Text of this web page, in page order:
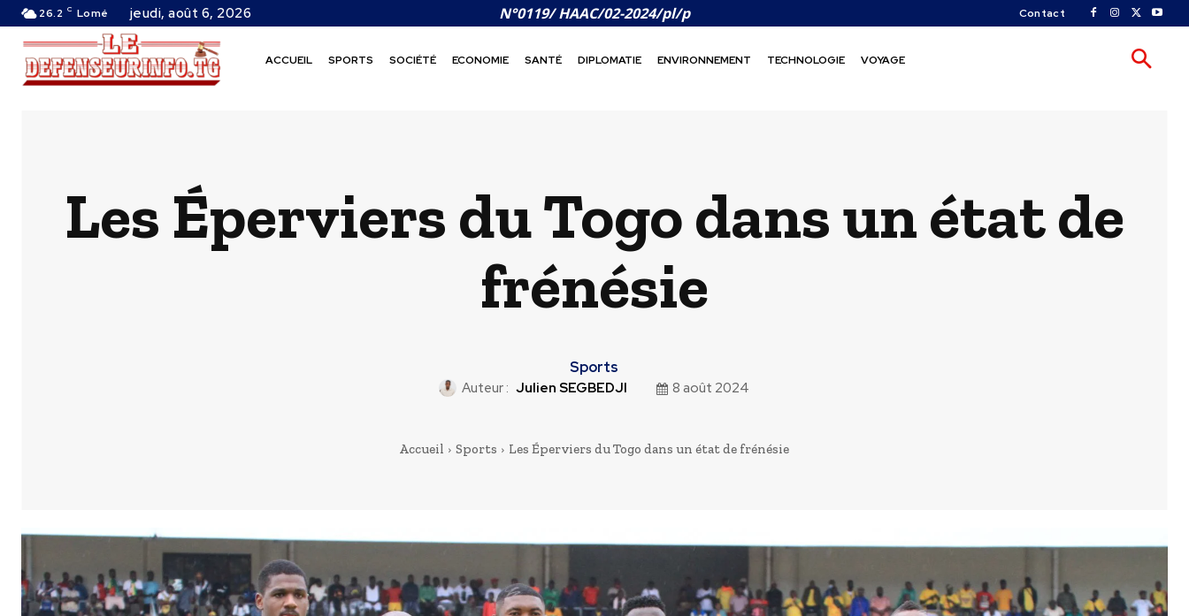
26.2 C Lomé jeudi, août 6, 2026 N°0119/ HAAC/02-2024/pl/p Contact
ACCUEIL SPORTS SOCIÉTÉ ECONOMIE SANTÉ DIPLOMATIE ENVIRONNEMENT TECHNOLOGIE VOYAGE
Les Éperviers du Togo dans un état de
frénésie
Sports
Auteur : Julien SEGBEDJI 8 août 2024
Accueil Sports Les Éperviers du Togo dans un état de frénésie